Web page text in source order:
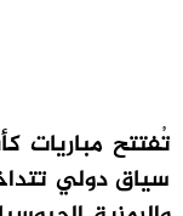
تُفتتح مباريات
سياق دولي